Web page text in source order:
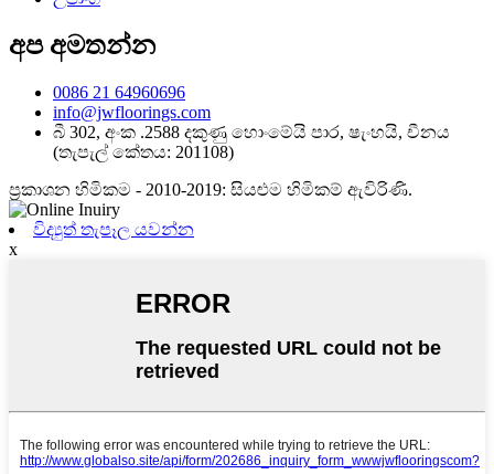
අප අමතන්න
0086 21 64960696
info@jwfloorings.com
බී 302, අංක .2588 දකුණු හොංමේයි පාර, ෂැංහයි, චීනය
(තැපැල් කේතය: 201108)
ප්‍රකාශන හිමිකම - 2010-2019: සියළුම හිමිකම් ඇවිරිණි.
විද්‍යුත් තැපෑල යවන්න
x